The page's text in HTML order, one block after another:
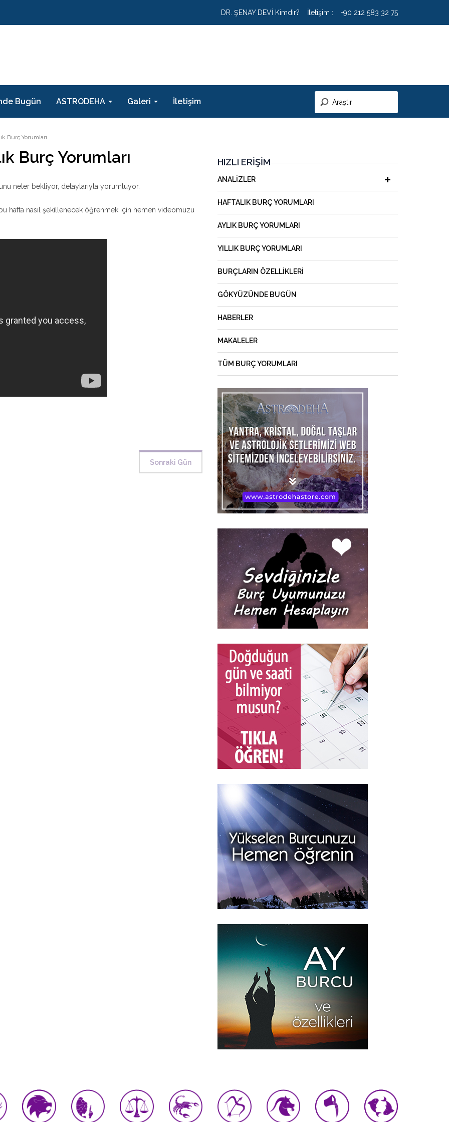
DR. ŞENAY DEVİ Kimdir? İletişim : +90 212 583 32 75
Bugün ASTRODEHA Galeri İletişim
Burç Yorumları
Burç Yorumları
neler bekliyor, detaylarıyla yorumluyor.
hafta nasıl şekillenecek öğrenmek için hemen videomuzu
Sonraki Gün
HIZLI ERIŞIM
ANALIZLER
HAFTALIK BURÇ YORUMLARI
AYLIK BURÇ YORUMLARI
YILLIK BURÇ YORUMLARI
BURÇLARIN ÖZELLIKLERI
GÖKYÜZÜNDE BUGÜN
HABERLER
MAKALELER
TÜM BURÇ YORUMLARI